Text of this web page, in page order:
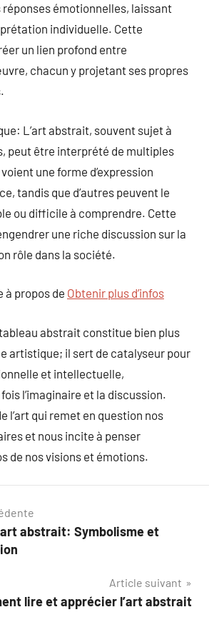
réponses émotionnelles, laissant
individuelle. Cette
un lien profond entre
chacun y projetant ses propres
L’art abstrait, souvent sujet à
peut être interprété de multiples
une forme d’expression
tandis que d’autres peuvent le
ou difficile à comprendre. Cette
une riche discussion sur la
rôle dans la société.
à propos de Obtenir plus d’infos
abstrait constitue bien plus
artistique; il sert de catalyseur pour
et intellectuelle,
l’imaginaire et la discussion.
l’art qui remet en question nos
et nous incite à penser
de nos visions et émotions.
abstrait: Symbolisme et
Article suivant
lire et apprécier l’art abstrait